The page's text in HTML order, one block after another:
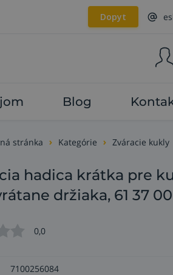
Dopyt
Blog
stránka Kategórie Zváracie kukly
hadica krátka pre
držiaka, 61 37 00
0,0
7100256084